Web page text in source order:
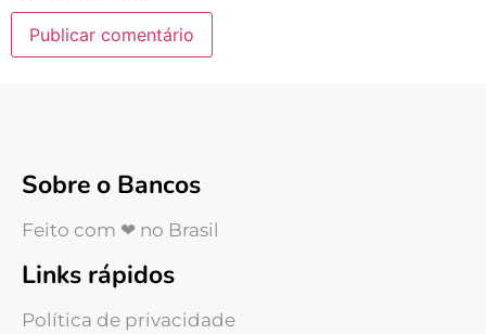
Sobre o Bancos
Feito com ❤ no Brasil
Links rápidos
Política de privacidade